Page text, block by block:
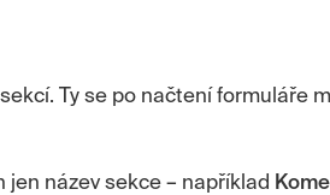
Ty se po načtení formuláře
jen název sekce – například